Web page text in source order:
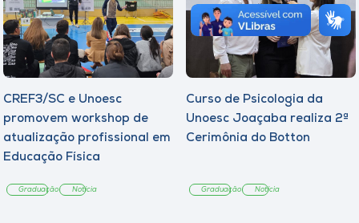
CREF3/SC e Unoesc
promovem workshop de
atualização profissional em
Educação Física
Graduação Notícia
Curso de Psicologia da
Unoesc Joaçaba realiza 2ª
Cerimônia do Botton
Graduação Notícia